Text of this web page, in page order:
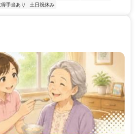
手当あり 土日祝休み